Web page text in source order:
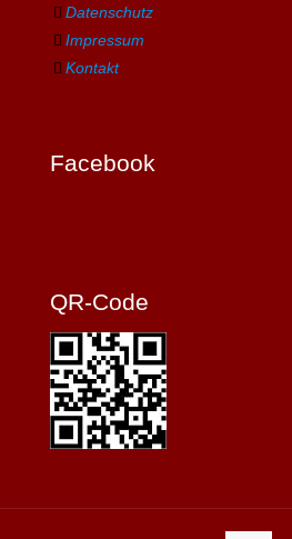
Datenschutz
Impressum
Kontakt
Facebook
QR-Code